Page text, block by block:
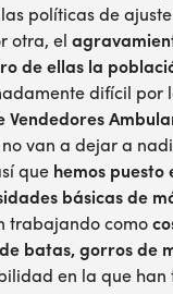
políticas de
otra, el
de ellas la
difícil por
Vendedores
van a dejar a
que hemos
básicas de
trabajando como
batas, gorros de
en la que